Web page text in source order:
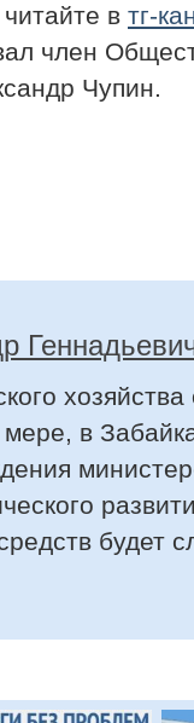
в тг-
член
Чупин.
в
будет